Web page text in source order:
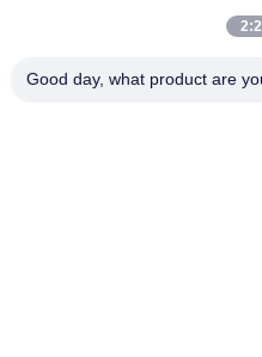
Nowoczesna rama szafki
Good day, what product are